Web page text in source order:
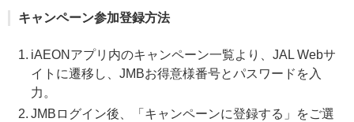
キャンペーン参加登録方法
iAEONアプリ内のキャンペーン一覧より、JAL Webサ
イトに遷移し、JMBお得意様番号とパスワードを入
力。
JMBログイン後、「キャンペーンに登録する」をご選